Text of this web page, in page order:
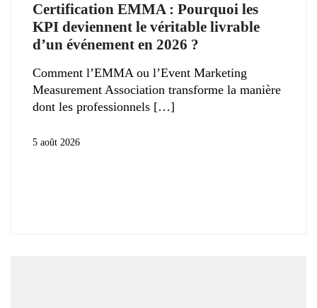
Certification EMMA : Pourquoi les
KPI deviennent le véritable livrable
d’un événement en 2026 ?
Comment l’EMMA ou l’Event Marketing
Measurement Association transforme la manière
dont les professionnels
5 août 2026